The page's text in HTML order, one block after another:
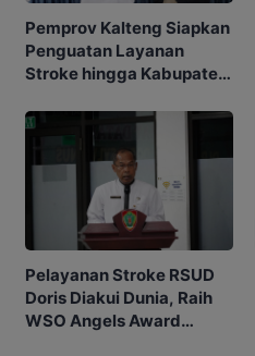
Pemprov Kalteng Siapkan
Penguatan Layanan
Stroke hingga Kabupaten
Pelayanan Stroke RSUD
Doris Diakui Dunia, Raih
WSO Angels Award